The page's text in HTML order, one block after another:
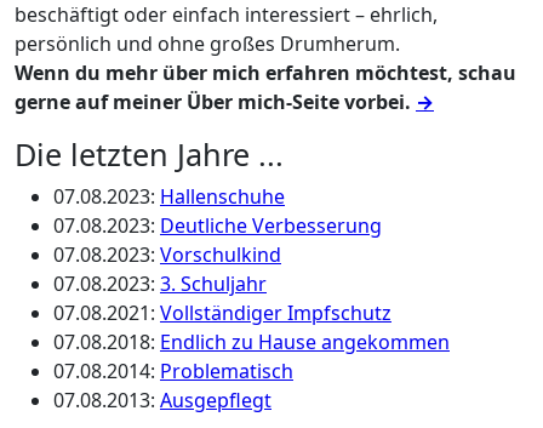
beschäftigt oder einfach interessiert – ehrlich,
persönlich und ohne großes Drumherum.
Wenn du mehr über mich erfahren möchtest, schau
gerne auf meiner Über mich-Seite vorbei. →
Die letzten Jahre ...
07.08.2023: Hallenschuhe
07.08.2023: Deutliche Verbesserung
07.08.2023: Vorschulkind
07.08.2023: 3. Schuljahr
07.08.2021: Vollständiger Impfschutz
07.08.2018: Endlich zu Hause angekommen
07.08.2014: Problematisch
07.08.2013: Ausgepflegt